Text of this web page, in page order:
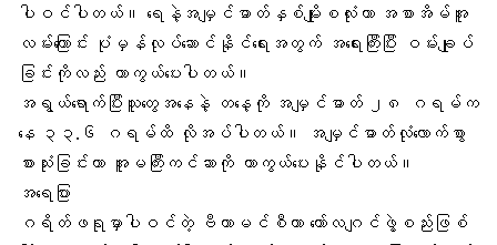
ပါဝင်ပါတယ်။ ရေနဲ့အမျှင်ဓာတ်နှစ်မျိုးစလုံးဟာ အစာအိမ်အူ
လမ်းကြောင်း ပုံမှန်လုပ်ဆောင်နိုင်ရေးအတွက် အရေးကြီးပြီး ဝမ်းချုပ်
ခြင်းကိုလည်း ကာကွယ်ပေးပါတယ်။
အရွယ်ရောက်ပြီးသူတွေအနေနဲ့ တနေ့ကို အမျှင်ဓာတ် ၂၈ ဂရမ်က
နေ ၃၃.၆ ဂရမ်ထိ လိုအပ်ပါတယ်။ အမျှင်ဓာတ်လုံလောက်စွာ
စားသုံးခြင်းဟာ အူမကြီးကင်ဆာကို ကာကွယ်ပေးနိုင်ပါတယ်။
အရေပြား
ဂရိတ်ဖရုမှာပါဝင်တဲ့ ဗီတာမင်စီဟာ ကော်လဂျင်ဖွဲ့စည်းဖြစ်